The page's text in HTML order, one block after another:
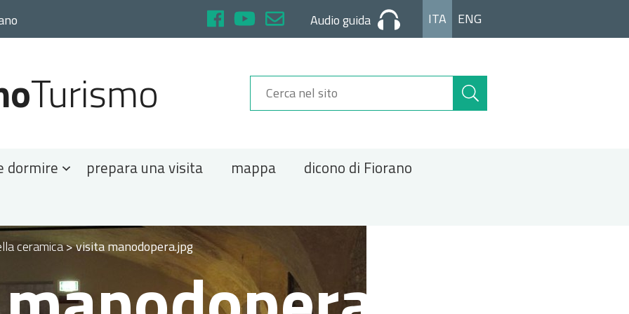
Audio guida ITA ENG
Turismo
Cerca
nel
dormire prepara una visita mappa
dicono di Fiorano
ceramica>visita manodopera.jpg